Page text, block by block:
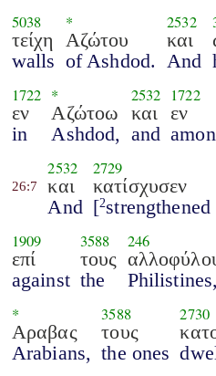
5038
τείχη
walls
*
Αζώτου
of Ashdod.
2532
και
And
1722
εν
in
*
Αζώτοω
Ashdod,
2532
και
and
1722
εν
26:7
2532
και
And
2729
κατίσχυσεν
[2strengthened
1909
επί
against
3588
τους
the
246
Philistines,
*
Αραβας
Arabians,
3588
τους
the ones
2730